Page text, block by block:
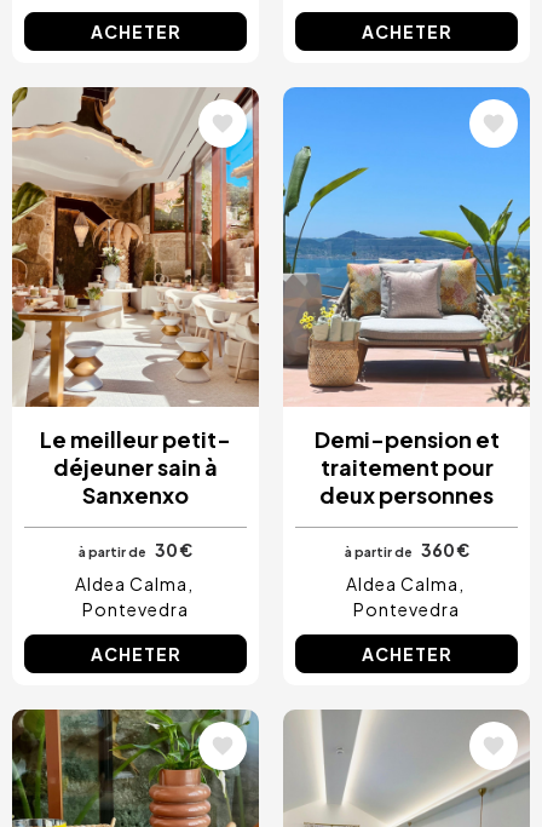
ACHETER ACHETER
Image
Le meilleur petit-
déjeuner sain à
Sanxenxo
à partir de
30 €
Aldea Calma
Pontevedra
ACHETER
Demi-pension et
traitement pour
deux personnes
à partir de
360 €
Aldea Calma
Pontevedra
ACHETER
Image Image